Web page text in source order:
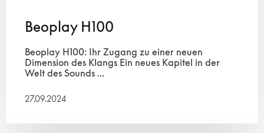
Beoplay H100
Beoplay H100: Ihr Zugang zu einer neuen
Dimension des Klangs Ein neues Kapitel in der
Welt des Sounds ...
27.09.2024